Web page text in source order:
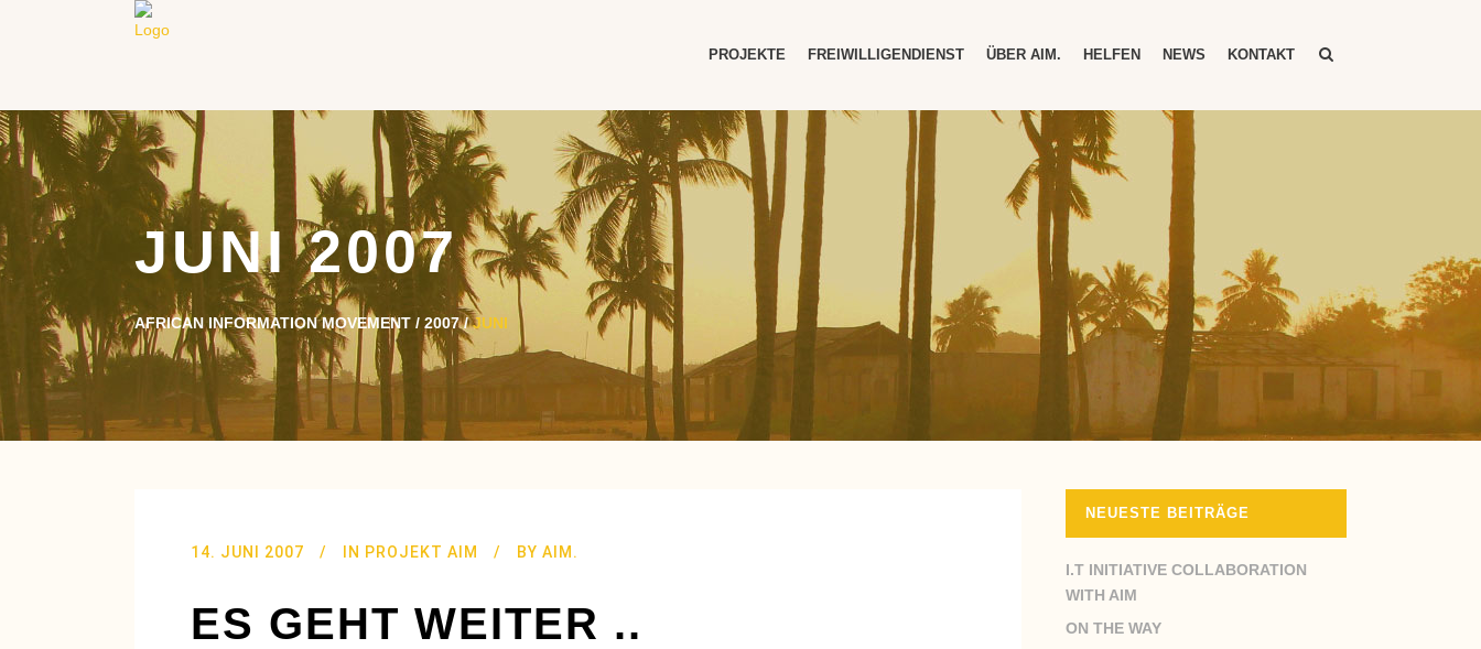
PROJEKTE FREIWILLIGENDIENST ÜBER AIM. HELFEN NEWS KONTAKT
JUNI 2007
AFRICAN INFORMATION MOVEMENT / 2007/JUNI
14. JUNI 2007 IN PROJEKT AIM BY AIM.
ES GEHT WEITER ..
NEUESTE BEITRÄGE
I.T INITIATIVE COLLABORATION
WITH AIM
ON THE WAY